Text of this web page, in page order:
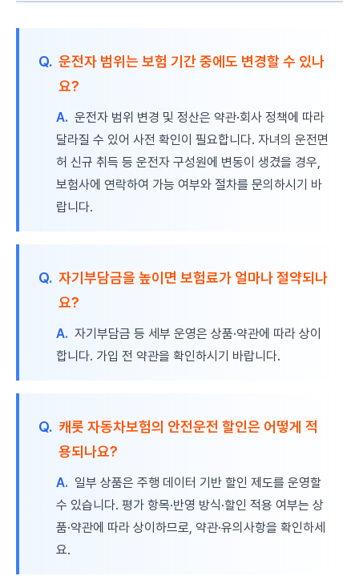
Q. 운전자 범위는 보험 기간 중에도 변경할 수 있나
요?
A. 운전자 범위 변경 및 정산은 약관·회사 정책에 따라
달라질 수 있어 사전 확인이 필요합니다. 자녀의 운전면
허 신규 취득 등 운전자 구성원에 변동이 생겼을 경우,
보험사에 연락하여 가능 여부와 절차를 문의하시기 바
랍니다.
Q. 자기부담금을 높이면 보험료가 얼마나 절약되나
요?
A. 자기부담금 등 세부 운영은 상품·약관에 따라 상이
합니다. 가입 전 약관을 확인하시기 바랍니다.
Q. 캐롯 자동차보험의 안전운전 할인은 어떻게 적
용되나요?
A. 일부 상품은 주행 데이터 기반 할인 제도를 운영할
수 있습니다. 평가 항목·반영 방식·할인 적용 여부는 상
품·약관에 따라 상이하므로, 약관·유의사항을 확인하세
요.